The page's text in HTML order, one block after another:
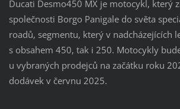
Ducati Desmo450 MX je motocykl, který
společnosti Borgo Panigale do světa
roadů, segmentu, který v nadcházejících
s obsahem 450, tak i 250. Motocykly
u vybraných prodejců na začátku roku
dodávek v červnu 2025.